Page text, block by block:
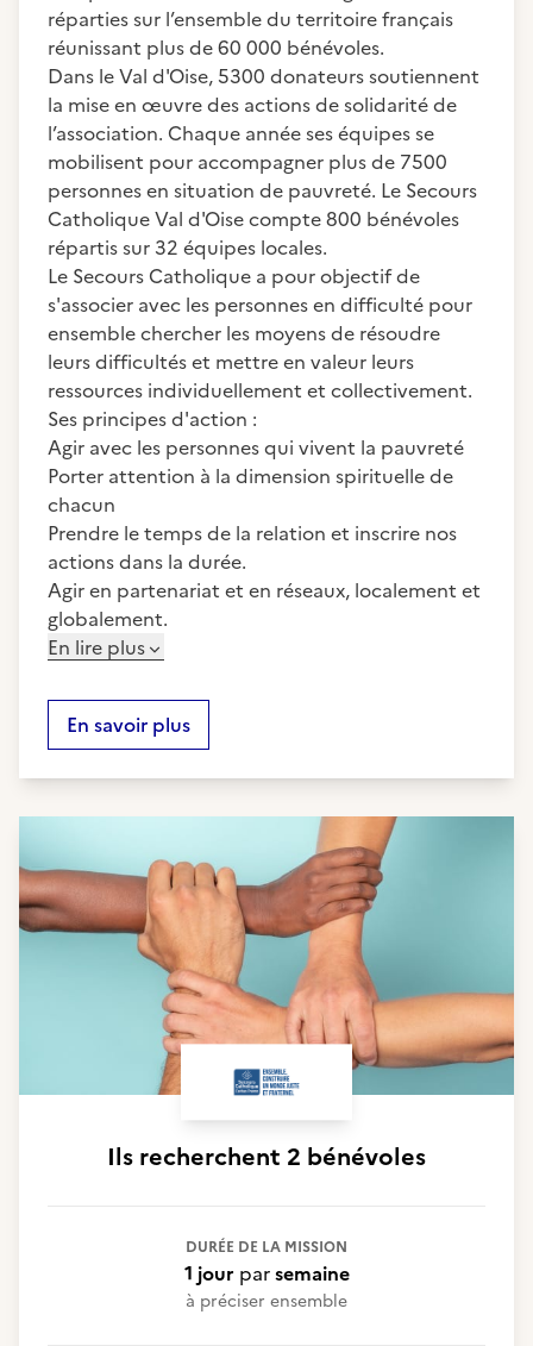
réparties sur l’ensemble du territoire français
réunissant plus de 60 000 bénévoles.
Dans le Val d'Oise, 5300 donateurs soutiennent
la mise en œuvre des actions de solidarité de
l’association. Chaque année ses équipes se
mobilisent pour accompagner plus de 7500
personnes en situation de pauvreté. Le Secours
Catholique Val d'Oise compte 800 bénévoles
répartis sur 32 équipes locales.
Le Secours Catholique a pour objectif de
s'associer avec les personnes en difficulté pour
ensemble chercher les moyens de résoudre
leurs difficultés et mettre en valeur leurs
ressources individuellement et collectivement.
Ses principes d'action :
Agir avec les personnes qui vivent la pauvreté
Porter attention à la dimension spirituelle de
chacun
Prendre le temps de la relation et inscrire nos
actions dans la durée.
Agir en partenariat et en réseaux, localement et
globalement.
En lire plus
En savoir plus
Ils recherchent 2 bénévoles
DURÉE DE LA MISSION
1 jour parsemaine
à préciser ensemble